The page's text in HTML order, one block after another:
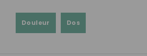
Douleur Dos